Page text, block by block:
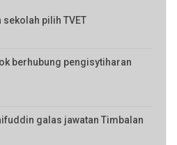
sekolah pilih TVET
berhubung pengisytiharan
galas jawatan Timbalan